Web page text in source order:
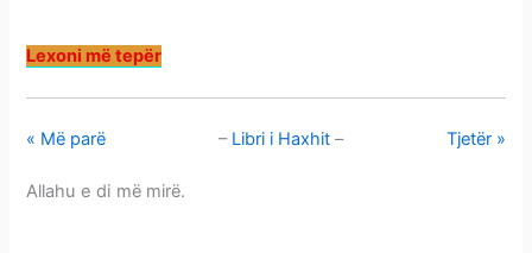
Lexoni më tepër
Tjetër »
– Libri i Haxhit –
« Më parë
Allahu e di më mirë.